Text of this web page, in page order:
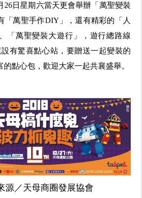
26日星期六當天更會舉辦「萬聖變裝
「萬聖手作DIY」，還有精彩的「人
「萬聖變裝大遊行」，遊行總路線
有驚喜點心站，要贈送一起變裝的
點心包，歡迎大家一起共襄盛舉。
源／天母商圈發展協會